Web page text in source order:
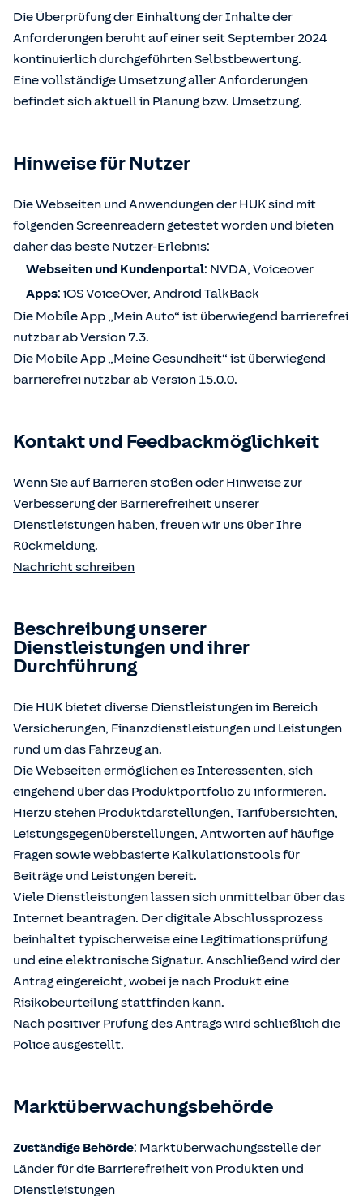
Die Überprüfung der Einhaltung der Inhalte der
Anforderungen beruht auf einer seit September 2024
kontinuierlich durchgeführten Selbstbewertung.
Eine vollständige Umsetzung aller Anforderungen
befindet sich aktuell in Planung bzw. Umsetzung.
Hinweise für Nutzer
Die Webseiten und Anwendungen der HUK sind mit
folgenden Screenreadern getestet worden und bieten
daher das beste Nutzer-Erlebnis:
Webseiten und Kundenportal: NVDA, Voiceover
Apps: iOS VoiceOver, Android TalkBack
Die Mobile App „Mein Auto“ ist überwiegend barrierefrei
nutzbar ab Version 7.3.
Die Mobile App „Meine Gesundheit“ ist überwiegend
barrierefrei nutzbar ab Version 15.0.0.
Kontakt und Feedbackmöglichkeit
Wenn Sie auf Barrieren stoßen oder Hinweise zur
Verbesserung der Barrierefreiheit unserer
Dienstleistungen haben, freuen wir uns über Ihre
Rückmeldung.
Nachricht schreiben
Beschreibung unserer
Dienstleistungen und ihrer
Durchführung
Die HUK bietet diverse Dienstleistungen im Bereich
Versicherungen, Finanzdienstleistungen und Leistungen
rund um das Fahrzeug an.
Die Webseiten ermöglichen es Interessenten, sich
eingehend über das Produktportfolio zu informieren.
Hierzu stehen Produktdarstellungen, Tarifübersichten,
Leistungsgegenüberstellungen, Antworten auf häufige
Fragen sowie webbasierte Kalkulationstools für
Beiträge und Leistungen bereit.
Viele Dienstleistungen lassen sich unmittelbar über das
Internet beantragen. Der digitale Abschlussprozess
beinhaltet typischerweise eine Legitimationsprüfung
und eine elektronische Signatur. Anschließend wird der
Antrag eingereicht, wobei je nach Produkt eine
Risikobeurteilung stattfinden kann.
Nach positiver Prüfung des Antrags wird schließlich die
Police ausgestellt.
Marktüberwachungsbehörde
Zuständige Behörde: Marktüberwachungsstelle der
Länder für die Barrierefreiheit von Produkten und
Dienstleistungen